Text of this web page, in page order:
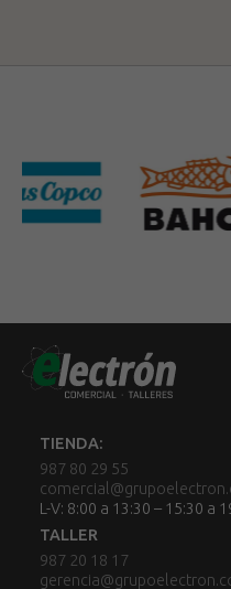
TIENDA:
987 80 29 55
L-V: 8:00 a 13:30 – 15:30 a
TALLER
987 20 18 17